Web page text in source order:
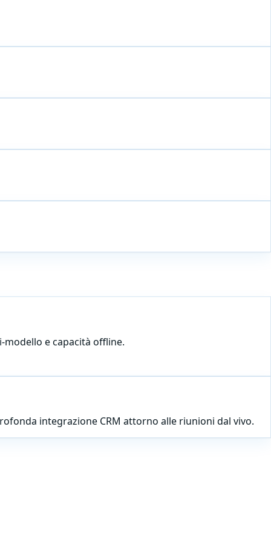
e capacità offline.
integrazione CRM attorno alle riunioni dal vivo.